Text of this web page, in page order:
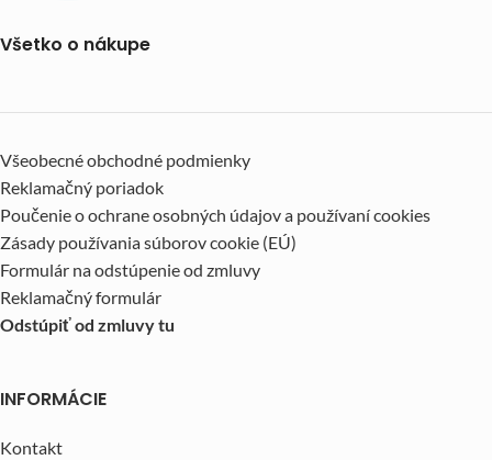
Všetko o nákupe
Všeobecné obchodné podmienky
Reklamačný poriadok
Poučenie o ochrane osobných údajov a používaní cookies
Zásady používania súborov cookie (EÚ)
Formulár na odstúpenie od zmluvy
Reklamačný formulár
Odstúpiť od zmluvy tu
INFORMÁCIE
Kontakt